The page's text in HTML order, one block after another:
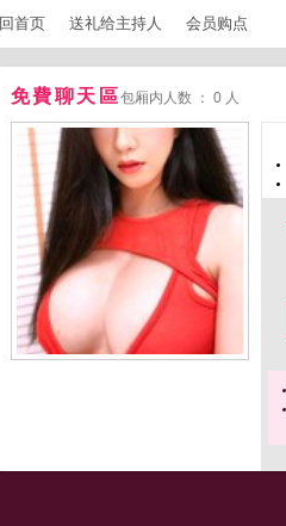
回首页 送礼给主持人 会员购点
免費聊天區包厢内人数 ： 0 人